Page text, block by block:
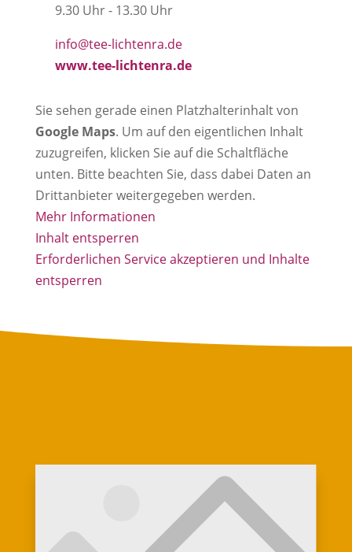
9.30 Uhr - 13.30 Uhr
info@tee-lichtenra.de
www.tee-lichtenra.de
Sie sehen gerade einen Platzhalterinhalt von
Google Maps. Um auf den eigentlichen Inhalt
zuzugreifen, klicken Sie auf die Schaltfläche
unten. Bitte beachten Sie, dass dabei Daten an
Drittanbieter weitergegeben werden.
Mehr Informationen
Inhalt entsperren
Erforderlichen Service akzeptieren und Inhalte
entsperren